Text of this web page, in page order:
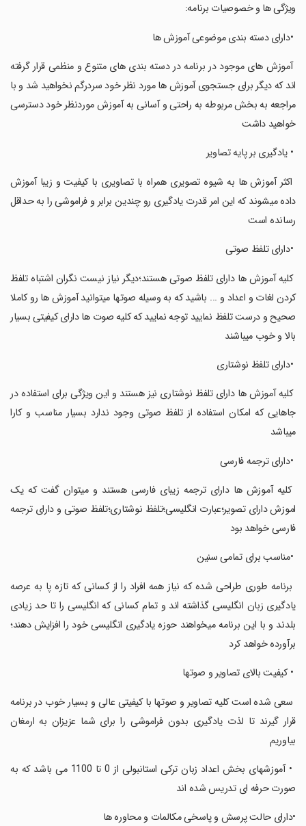
‏ویژگی ها و خصوصیات برنامه:
‏ ‏•دارای دسته بندی موضوعی آموزش ها
‏ ‏آموزش های موجود در برنامه در دسته بندی های متنوع و منظمی قرار گرفته
اند که دیگر برای جستجوی آموزش ها مورد نظر خود سردرگم نخواهید شد و با
مراجعه به بخش مربوطه به راحتی و آسانی به آموزش موردنظر خود دسترسی
خواهید داشت
‏ ‏• یادگیری بر پایه تصاویر
‏ ‏اکثر آموزش ها به شیوه تصویری همراه با تصاویری با کیفیت و زیبا آموزش
داده میشوند که این امر قدرت یادگیری رو چندین برابر و فراموشی را به حداقل
رسانده است
‏ ‏•دارای تلفظ صوتی
‏ ‏کلیه آموزش ها دارای تلفظ صوتی هستند؛دیگر نیاز نیست نگران اشتباه تلفظ
کردن لغات و اعداد و ... باشید که به وسیله صوتها میتوانید آموزش ها رو کاملا
صحیح و درست تلفظ نمایید توجه نمایید که کلیه صوت ها دارای کیفیتی بسیار
بالا و خوب میباشند
‏ ‏•دارای تلفظ نوشتاری
‏ ‏کلیه آموزش ها دارای تلفظ نوشتاری نیز هستند و این ویژگی برای استفاده در
جاهایی که امکان استفاده از تلفظ صوتی وجود ندارد بسیار مناسب و کارا
میباشد
‏ ‏•دارای ترجمه فارسی
‏ ‏کلیه آموزش ها دارای ترجمه زیبای فارسی هستند و میتوان گفت که یک
اموزش دارای تصویر؛عبارت انگلیسی؛تلفظ نوشتاری؛تلفظ صوتی و دارای ترجمه
فارسی خواهد بود
‏ ‏•مناسب برای تمامی سنین
‏ ‏برنامه طوری طراحی شده که نیاز همه افراد را از کسانی که تازه پا به عرصه
یادگیری زبان انگلیسی گذاشته اند و تمام کسانی که انگلیسی را تا حد زیادی
بلدند و با این برنامه میخواهند حوزه یادگیری انگلیسی خود را افزایش دهند؛
برآورده خواهد کرد
‏ ‏• کیفیت بالای تصاویر و صوتها
‏ ‏سعی شده است کلیه تصاویر و صوتها با کیفیتی عالی و بسیار خوب در برنامه
قرار گیرند تا لذت یادگیری بدون فراموشی را برای شما عزیزان به ارمغان
بیاوریم
‏ ‏• آموزشهای بخش اعداد زبان ترکی استانبولی از 0 تا 1100 می باشد که به
صورت حرفه ای تدریس شده اند
‏•دارای حالت پرسش و پاسخی مکالمات و محاوره ها